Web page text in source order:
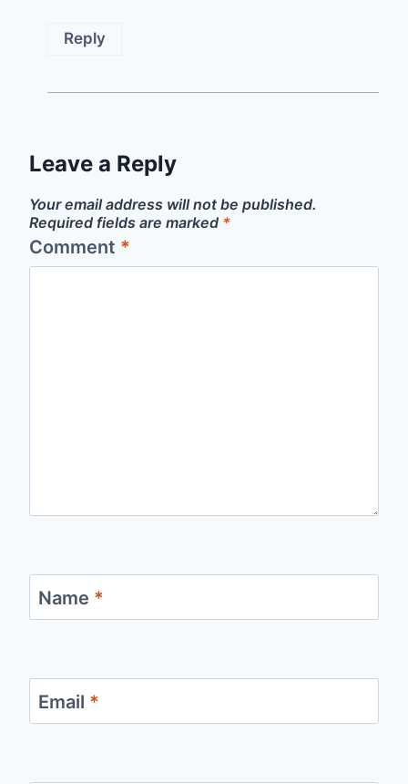
Reply
Leave a Reply
Your email address will not be published.
Required fields are marked *
Comment *
Name *
Email *